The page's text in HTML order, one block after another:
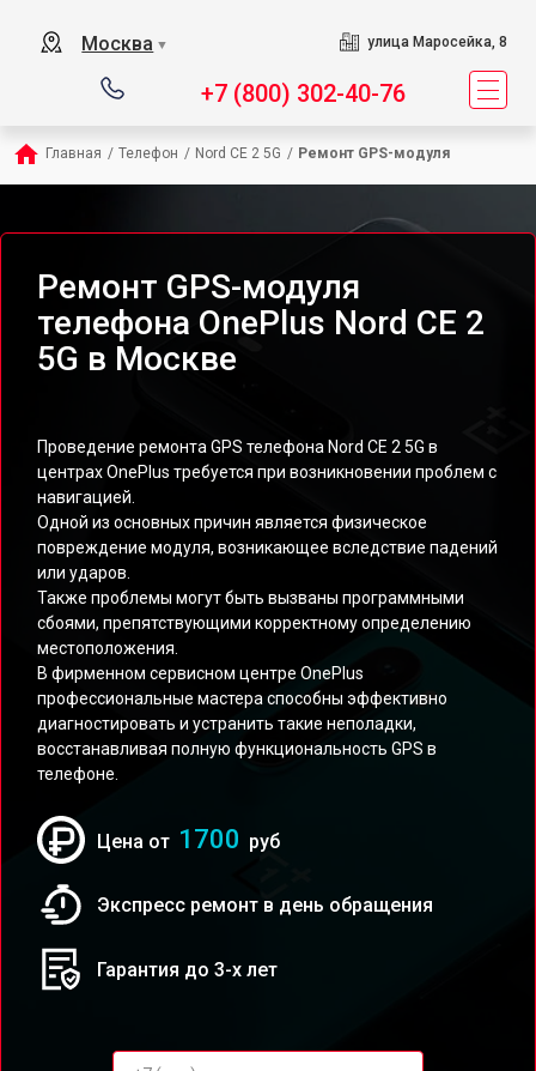
Москва ▼ улица Маросейка, 8
+7 (800) 302-40-76
Главная / Телефон / Nord CE 2 5G / Ремонт GPS-модуля
Ремонт GPS-модуля
телефона OnePlus Nord CE 2
5G в Москве
Проведение ремонта GPS телефона Nord CE 2 5G в
центрах OnePlus требуется при возникновении проблем с
навигацией.
Одной из основных причин является физическое
повреждение модуля, возникающее вследствие падений
или ударов.
Также проблемы могут быть вызваны программными
сбоями, препятствующими корректному определению
местоположения.
В фирменном сервисном центре OnePlus
профессиональные мастера способны эффективно
диагностировать и устранить такие неполадки,
восстанавливая полную функциональность GPS в
телефоне.
Цена от 1700 руб
Экспресс ремонт в день обращения
Гарантия до 3-х лет